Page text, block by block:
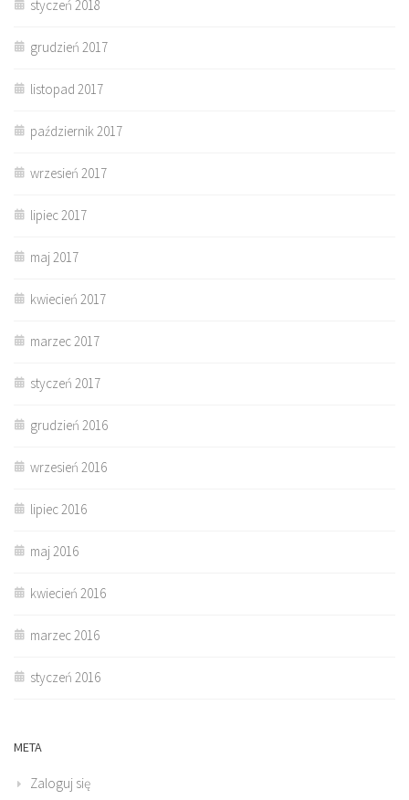
styczeń 2018
grudzień 2017
listopad 2017
październik 2017
wrzesień 2017
lipiec 2017
maj 2017
kwiecień 2017
marzec 2017
styczeń 2017
grudzień 2016
wrzesień 2016
lipiec 2016
maj 2016
kwiecień 2016
marzec 2016
styczeń 2016
META
Zaloguj się